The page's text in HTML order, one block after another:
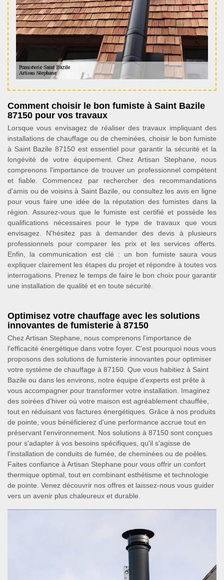
Comment choisir le bon fumiste à Saint Bazile
87150 pour vos travaux
Lorsque vous envisagez de réaliser des travaux impliquant des
installations de chauffage ou de cheminées, choisir le bon fumiste
à Saint Bazile 87150 est essentiel pour garantir la sécurité et la
longévité de votre équipement. Chez Artisan Stephane, nous
comprenons l'importance de trouver un professionnel compétent
et fiable. Commencez par rechercher des recommandations
d'amis ou de voisins à Saint Bazile, ou consultez les avis en ligne
pour vous faire une idée de la réputation des fumistes dans la
région. Assurez-vous que le fumiste est certifié et possède les
qualifications nécessaires pour le type de travaux que vous
envisagez. N'hésitez pas à demander des devis à plusieurs
professionnels pour comparer les prix et les services offerts.
Enfin, la communication est clé : un bon fumiste saura vous
expliquer clairement les étapes du projet et répondre à toutes vos
interrogations. Prenez le temps de faire le bon choix pour garantir
une installation de qualité et en toute sécurité.
Optimisez votre chauffage avec les solutions
innovantes de fumisterie à 87150
Chez Artisan Stephane, nous comprenons l'importance de
l'efficacité énergétique dans votre foyer. C'est pourquoi nous vous
proposons des solutions de fumisterie innovantes pour optimiser
votre système de chauffage à 87150. Que vous habitiez à Saint
Bazile ou dans les environs, notre équipe d'experts est prête à
vous accompagner pour transformer votre installation. Imaginez
des soirées d'hiver où votre maison est agréablement chauffée,
tout en réduisant vos factures énergétiques. Grâce à nos produits
de pointe, vous bénéficierez d'une performance accrue tout en
préservant l'environnement. Nos solutions à 87150 sont conçues
pour s'adapter à vos besoins spécifiques, qu'il s'agisse de
l'installation de conduits de fumée, de cheminées ou de poêles.
Faites confiance à Artisan Stephane pour vous offrir un confort
thermique optimal, tout en combinant esthétisme et technologie
de pointe. Venez découvrir nos offres et laissez-nous vous guider
vers un avenir plus chaleureux et durable.